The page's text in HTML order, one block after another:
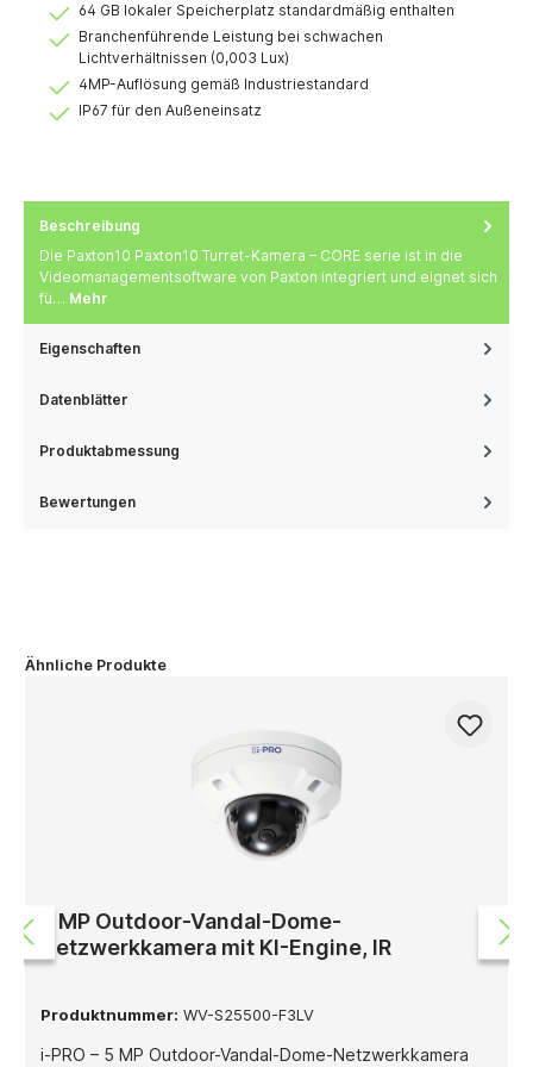
64 GB lokaler Speicherplatz standardmäßig enthalten
Branchenführende Leistung bei schwachen
Lichtverhältnissen (0,003 Lux)
4MP-Auflösung gemäß Industriestandard
IP67 für den Außeneinsatz
Beschreibung
Die Paxton10 Paxton10 Turret-Kamera – CORE serie ist in die
Videomanagementsoftware von Paxton integriert und eignet sich
fü… Mehr
Eigenschaften
Datenblätter
Produktabmessung
Bewertungen
Ähnliche Produkte
5 MP Outdoor-Vandal-Dome-
Netzwerkkamera mit KI-Engine, IR
Produktnummer: WV-S25500-F3LV
i-PRO – 5 MP Outdoor-Vandal-Dome-Netzwerkkamera